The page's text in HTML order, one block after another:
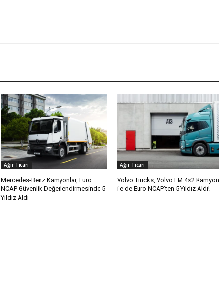
Ağır Ticari
Mercedes-Benz Kamyonlar, Euro
NCAP Güvenlik Değerlendirmesinde 5
Yıldız Aldı
Ağır Ticari
Volvo Trucks, Volvo FM 4×2 Kamyon
ile de Euro NCAP’ten 5 Yıldız Aldı!